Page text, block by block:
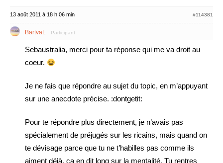
13 août 2011 à 18 h 06 min #114381
BartvaL Participant
Sebaustralia, merci pour ta réponse qui me va droit au
coeur.
Je ne fais que répondre au sujet du topic, en m’appuyant
sur une anecdote précise. :dontgetit:
Pour te répondre plus directement, je n’avais pas
spécialement de préjugés sur les ricains, mais quand on
te dévisage parce que tu ne t’habilles pas comme ils
aiment déjà, ça en dit long sur la mentalité. Tu rentres